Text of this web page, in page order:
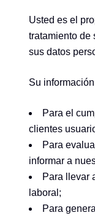
Usted es el
tratamiento de
sus datos
Su
Para el
clientes
Para
informar a
Para llevar
laboral;
Para